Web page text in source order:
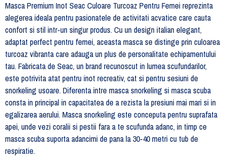
Masca Premium Inot Seac Culoare Turcoaz Pentru Femei reprezinta
alegerea ideala pentru pasionatele de activitati acvatice care cauta
confort si stil intr-un singur produs. Cu un design italian elegant,
adaptat perfect pentru femei, aceasta masca se distinge prin culoarea
turcoaz vibranta care adauga un plus de personalitate echipamentului
tau. Fabricata de Seac, un brand recunoscut in lumea scufundarilor,
este potrivita atat pentru inot recreativ, cat si pentru sesiuni de
snorkeling usoare. Diferenta intre masca snorkeling si masca scuba
consta in principal in capacitatea de a rezista la presiuni mai mari si in
egalizarea aerului. Masca snorkeling este conceputa pentru suprafata
apei, unde vezi coralii si pestii fara a te scufunda adanc, in timp ce
masca scuba suporta adancimi de pana la 30-40 metri cu tub de
respiratie.